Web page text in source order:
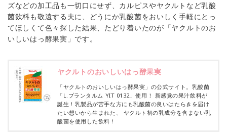
ズなどの加工品も一切口にせず、カルピスやヤクルトなど乳酸
菌飲料も敬遠する夫に、どうにか乳酸菌をおいしく手軽にとっ
てほしくて色々探した結果、たどり着いたのが「ヤクルトのお
いしいはっ酵果実」です。
ヤクルトのおいしいはっ酵果実
「ヤクルトのおいしいはっ酵果実」の公式サイト。乳酸菌
「L.プランタルム YIT 0132」使用！ 新感覚の果汁飲料が
誕生！乳製品が苦手な方にも乳酸菌の良いはたらきを届け
たい想いから生まれた、 ヤクルト初の乳成分を含まない乳
酸菌を使用した飲料！